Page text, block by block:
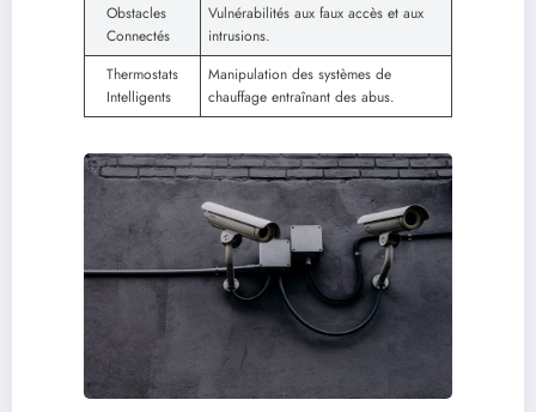
Obstacles
Connectés
Vulnérabilités aux faux accès et aux
intrusions.
Thermostats
Intelligents
Manipulation des systèmes de
chauffage entraînant des abus.